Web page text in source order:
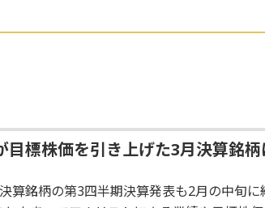
目標株価を引き上げた3月決算銘柄
算銘柄の第3四半期決算発表も2月の中旬